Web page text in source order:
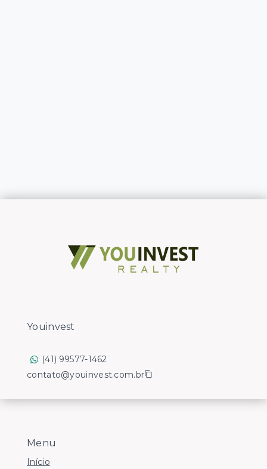
Menu
Início
Youinvest
(41) 99577-1462
contato@youinvest.com.br